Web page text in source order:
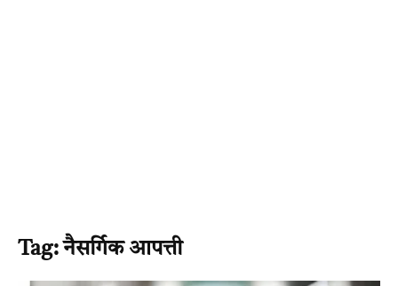
Tag: नैसर्गिक आपत्ती